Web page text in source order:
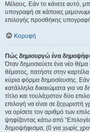
Μέλους. Εάν το κάνετε αυτό,
υπογραφή σε κάποιες
επιλογής προσθήκης
Κορυφή
Πώς δημιουργώ ένα
Όταν δημοσιεύετε ένα νέο
θέματος, πατήστε στην
κύρια φόρμα δημοσίευσης. Εάν
κατάλληλα δικαιώματα για να
τίτλο και τουλάχιστον δύο
επιλογή να είναι σε ξεχωριστή
να ορίσετε τον αριθμό των
ψηφίζοντας κάτω από
δημοψήφισμα, (0 για χωρίς